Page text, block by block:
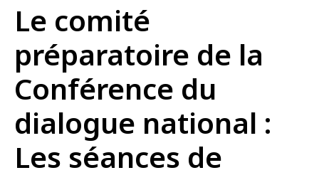
Le comité
préparatoire de la
Conférence du
dialogue national :
Les séances de